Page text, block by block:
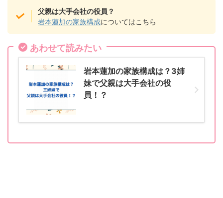
父親は大手会社の役員？
岩本蓮加の家族構成についてはこちら
あわせて読みたい
岩本蓮加の家族構成は？3姉
妹で父親は大手会社の役
員！？